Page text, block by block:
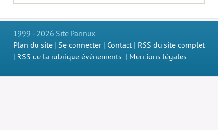
1999 - 2026 Site Parinux
Plan du site | Se connecter| Contact | RSS du site complet
| RSS de la rubrique événements | Mentions légales